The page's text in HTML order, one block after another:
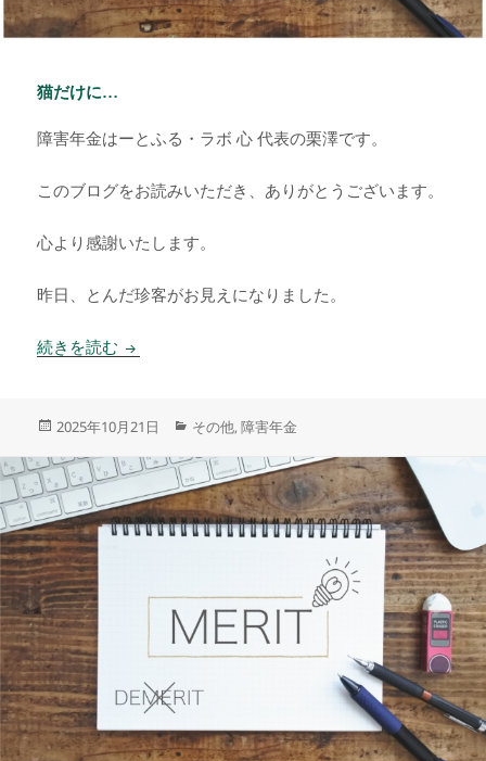
猫だけに…
障害年金はーとふる・ラボ 心 代表の栗澤です。
このブログをお読みいただき、ありがとうございます。
心より感謝いたします。
昨日、とんだ珍客がお見えになりました。
続きを読む 猫だけに…
投
日:
2025年10月21日
カ
ゴ
リ
ー
その他,障害年金